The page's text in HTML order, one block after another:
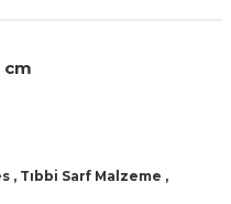
cm
, Tıbbi Sarf Malzeme ,